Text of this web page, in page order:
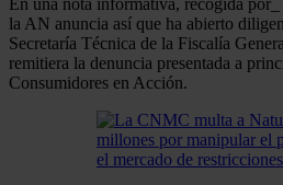
la AN anuncia así que ha abierto
Secretaría Técnica de la Fiscalía
remitiera la denuncia presentada a
Consumidores en Acción.